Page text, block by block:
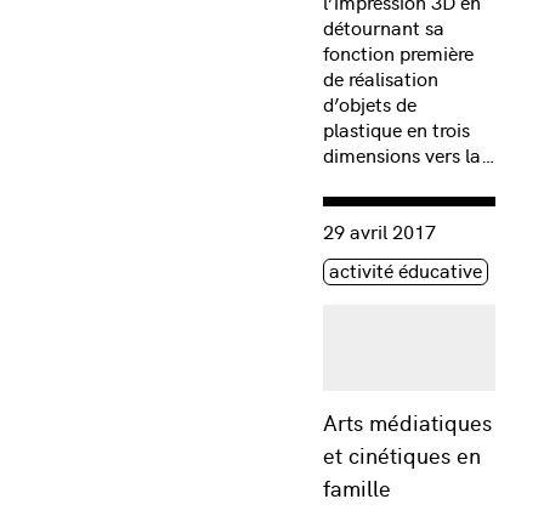
détournant sa
fonction première
de réalisation
d’objets de
plastique en trois
dimensions vers la…
Arts médiatiques
et cinétiques en
famille
Consulter « Arts
29 avril 2017
Étiquette(s)
activité éducative